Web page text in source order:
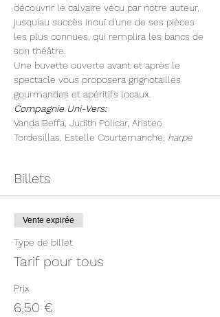
découvrir le calvaire vécu par notre auteur,
jusquíau succès inouï d'une de ses pièces
les plus connues, qui remplira les bancs de
son théâtre.
Une buvette ouverte avant et après le
spectacle vous proposera grignotailles
gourmandes et apéritifs locaux.
Compagnie Uni-Vers:
Vanda Beffa, Judith Policar, Aristeo
Tordesillas, Estelle Courtemanche, harpe
Billets
Vente expirée
Type de billet
Tarif pour tous
Prix
6,50 €